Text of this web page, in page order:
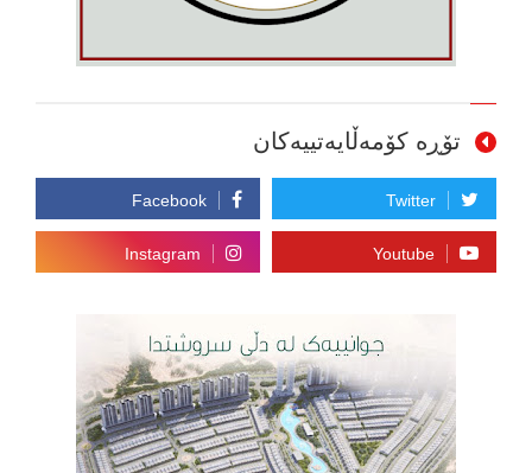
تۆڕە کۆمەڵایەتییەکان